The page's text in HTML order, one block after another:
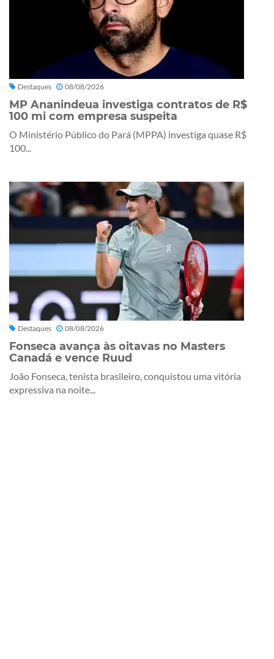
Destaques 08/08/2026
MP Ananindeua investiga contratos de R$
100 mi com empresa suspeita
O Ministério Público do Pará (MPPA) investiga quase R$
100...
Destaques 08/08/2026
Fonseca avança às oitavas no Masters
Canadá e vence Ruud
João Fonseca, tenista brasileiro, conquistou uma vitória
expressiva na noite...